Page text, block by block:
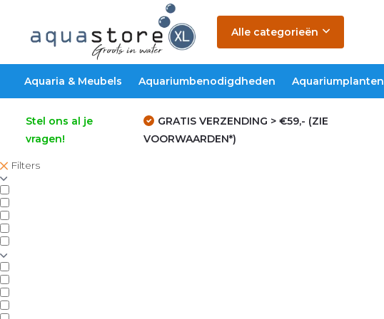
Alle categorieën
Aquaria & Meubels Aquariumbenodigdheden Aquariumplanten
Stel ons al je
vragen!
GRATIS VERZENDING > €59,- (ZIE
VOORWAARDEN*)
Filters